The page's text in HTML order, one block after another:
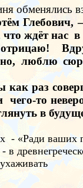
обменялись
Глебович,–
ждёт нас в
люблю
как раз
чего-то
в
- «Ради ваших
в
ухаживать